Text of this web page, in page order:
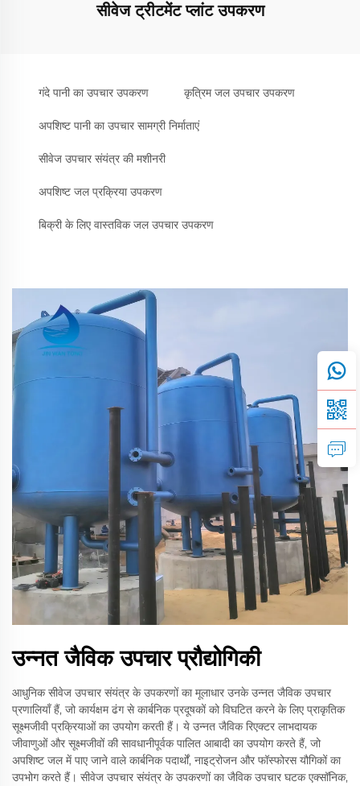
सीवेज ट्रीटमेंट प्लांट उपकरण
गंदे पानी का उपचार उपकरण कृत्रिम जल उपचार उपकरण
अपशिष्ट पानी का उपचार सामग्री निर्माताएं
सीवेज उपचार संयंत्र की मशीनरी
अपशिष्ट जल प्रक्रिया उपकरण
बिक्री के लिए वास्तविक जल उपचार उपकरण
उन्नत जैविक उपचार प्रौद्योगिकी
आधुनिक सीवेज उपचार संयंत्र के उपकरणों का मूलाधार उनके उन्नत जैविक उपचार
प्रणालियाँ हैं, जो कार्यक्षम ढंग से कार्बनिक प्रदूषकों को विघटित करने के लिए प्राकृतिक
सूक्ष्मजीवी प्रक्रियाओं का उपयोग करती हैं। ये उन्नत जैविक रिएक्टर लाभदायक
जीवाणुओं और सूक्ष्मजीवों की सावधानीपूर्वक पालित आबादी का उपयोग करते हैं, जो
अपशिष्ट जल में पाए जाने वाले कार्बनिक पदार्थों, नाइट्रोजन और फॉस्फोरस यौगिकों का
उपभोग करते हैं। सीवेज उपचार संयंत्र के उपकरणों का जैविक उपचार घटक एक्सॉनिक,